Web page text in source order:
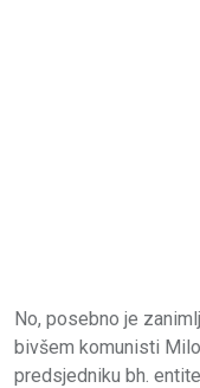
No, posebno je
bivšem komunisti
predsjedniku bh.